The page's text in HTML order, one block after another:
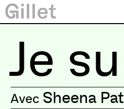
Je
Sheena